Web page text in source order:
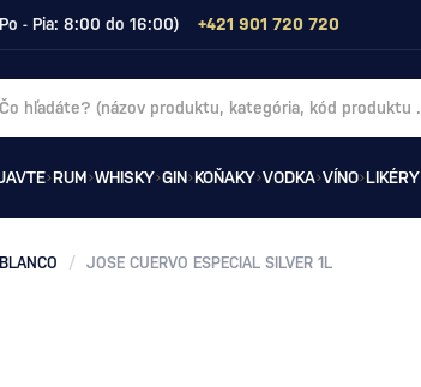
- Pia: 8:00 do 16:00) +421 901 720 720
RUM WHISKY GIN KOŇAKY VODKA VÍNO LIKÉRY
/ JOSE CUERVO ESPECIAL SILVER 1L